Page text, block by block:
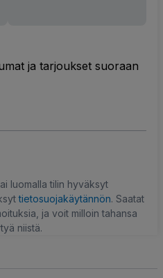
ja tarjoukset suoraan
luomalla tilin hyväksyt
tietosuojakäytännön. Saatat
ja voit milloin tahansa
niistä.